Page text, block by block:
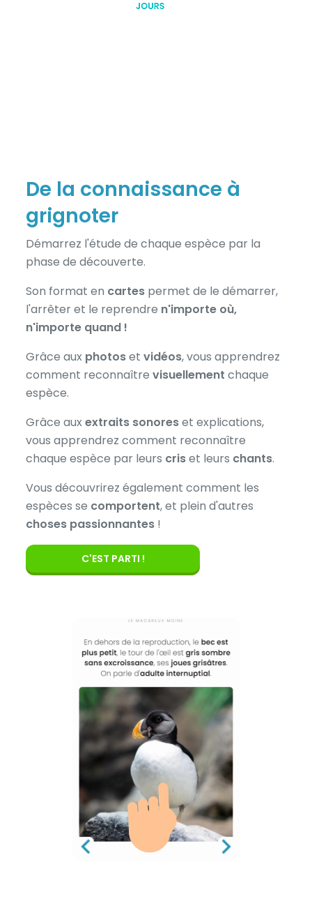
De la connaissance à
grignoter
Démarrez l'étude de chaque espèce par la
phase de découverte.
Son format en cartes permet de le démarrer,
l'arrêter et le reprendre n'importe où,
n'importe quand !
Grâce aux photosetvidéos, vous apprendrez
comment reconnaîtrevisuellement chaque
espèce.
Grâce auxextraits sonoreset explications,
vous apprendrez comment reconnaître
chaque espèce par leurs criset leurs chants.
Vous découvrirez également comment les
espèces se comportent, et plein d'autres
choses passionnantes !
C'EST PARTI !